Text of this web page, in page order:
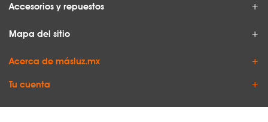
Accesorios y repuestos
Mapa del sitio
Acerca de másluz.mx
Tu cuenta